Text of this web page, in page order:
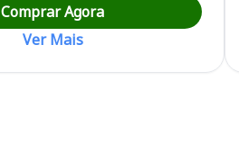
Comprar Agora
Ver Mais